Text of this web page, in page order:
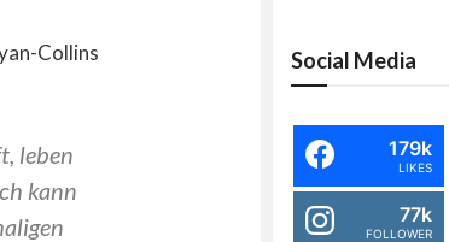
Collins
leben
kann
Social Media
179k
LIKES
77k
FOLLOWER